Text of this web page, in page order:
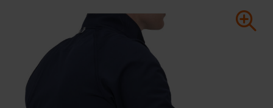
Beurs & Event
Sleutelhangers & Tools
Huis & Lifestyle
Alle geefmomenten